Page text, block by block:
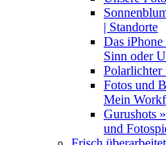
| Standorte
Das
Sinn oder
Polarlichter
Fotos und
Mein
Gurushots
und